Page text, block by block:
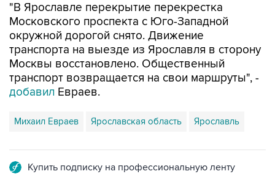
"В Ярославле перекрытие перекрестка
Московского проспекта с Юго-Западной
окружной дорогой снято. Движение
транспорта на выезде из Ярославля в сторону
Москвы восстановлено. Общественный
транспорт возвращается на свои маршруты", -
добавил Евраев.
Михаил Евраев Ярославская область Ярославль
Купить подписку на профессиональную ленту